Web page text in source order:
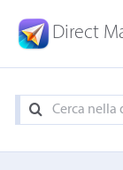
Direct